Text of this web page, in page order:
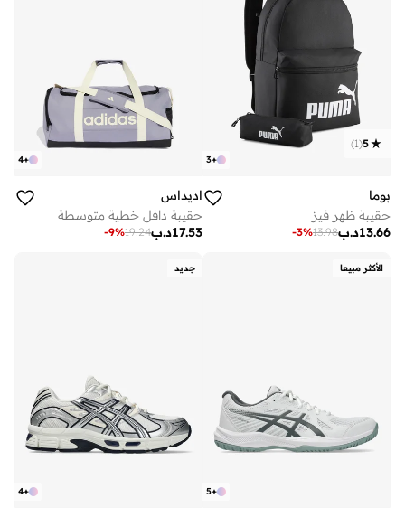
+
3
5
(
1
)
بوما
حقيبة ظهر فيز
د.ب13.66
13.98
-3%
+
4
اديداس
حقيبة دافل خطية متوسطة
د.ب17.53
19.24
-9%
الأكثر مبيعا
+
5
جديد
+
4